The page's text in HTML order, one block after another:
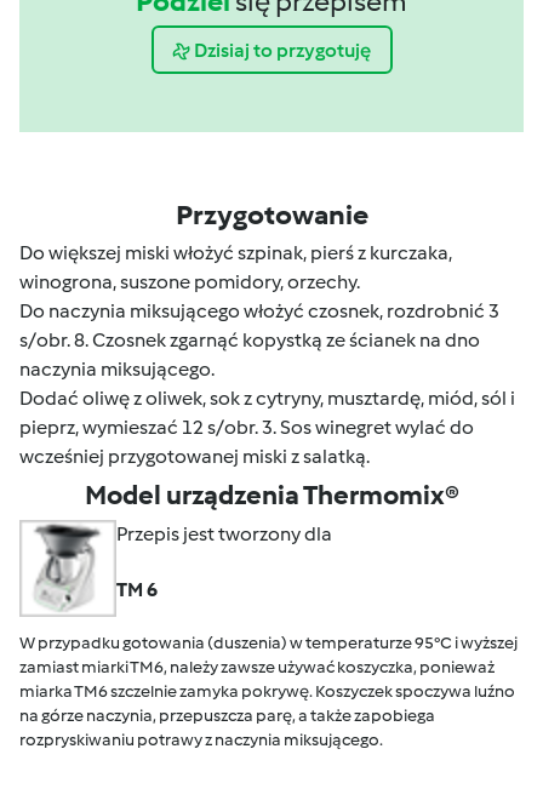
Dzisiaj to przygotuję
Przygotowanie
Do większej miski włożyć szpinak, pierś z kurczaka,
winogrona, suszone pomidory, orzechy.
Do naczynia miksującego włożyć czosnek, rozdrobnić 3
s/obr. 8. Czosnek zgarnąć kopystką ze ścianek na dno
naczynia miksującego.
Dodać oliwę z oliwek, sok z cytryny, musztardę, miód, sól i
pieprz, wymieszać 12 s/obr. 3. Sos winegret wylać do
wcześniej przygotowanej miski z salatką.
Model urządzenia Thermomix®
Przepis jest tworzony dla
TM 6
W przypadku gotowania (duszenia) w temperaturze 95°C i wyższej
zamiast miarki TM6, należy zawsze używać koszyczka, ponieważ
miarka TM6 szczelnie zamyka pokrywę. Koszyczek spoczywa luźno
na górze naczynia, przepuszcza parę, a także zapobiega
rozpryskiwaniu potrawy z naczynia miksującego.